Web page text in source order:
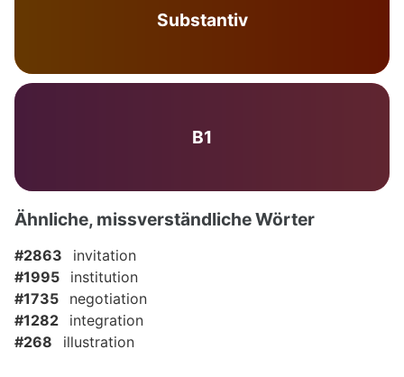
Substantiv
B1
Ähnliche, missverständliche Wörter
#2863
invitation
#1995
institution
#1735
negotiation
#1282
integration
#268
illustration